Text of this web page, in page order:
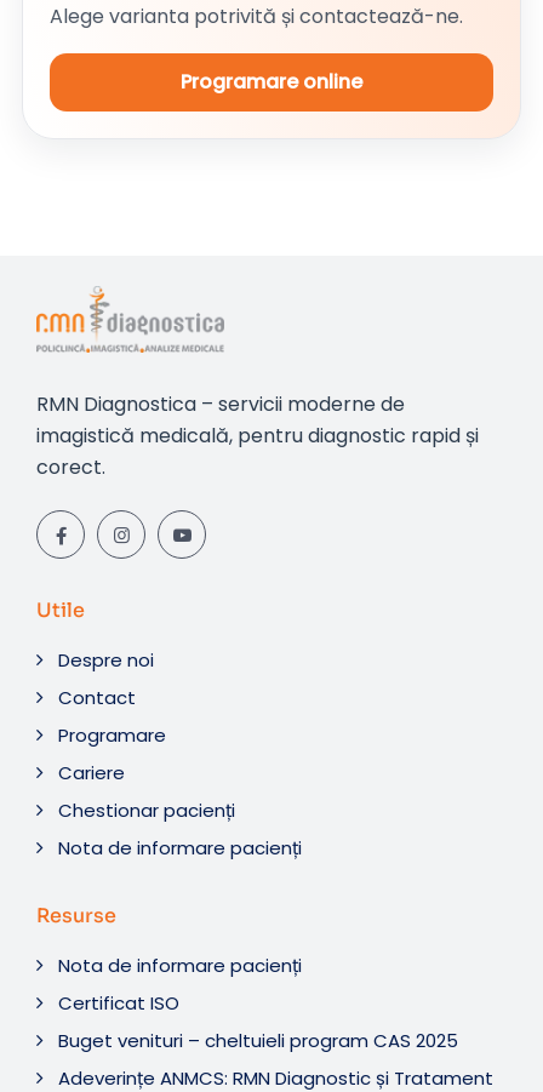
Alege varianta potrivită și contactează-ne.
Programare online
RMN Diagnostica – servicii moderne de
imagistică medicală, pentru diagnostic rapid și
corect.
Utile
Despre noi
Contact
Programare
Cariere
Chestionar pacienți
Nota de informare pacienți
Resurse
Nota de informare pacienți
Certificat ISO
Buget venituri – cheltuieli program CAS 2025
Adeverințe ANMCS: RMN Diagnostic și Tratament